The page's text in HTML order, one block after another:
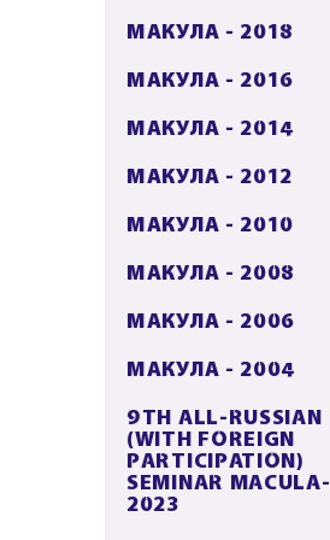
МАКУЛА - 2018
МАКУЛА - 2016
МАКУЛА - 2014
МАКУЛА - 2012
МАКУЛА - 2010
МАКУЛА - 2008
МАКУЛА - 2006
МАКУЛА - 2004
9TH ALL-RUSSIAN
(WITH FOREIGN
PARTICIPATION)
SEMINAR MACULA-
2023